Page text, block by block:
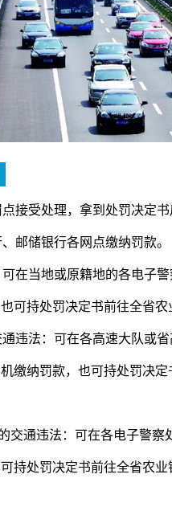
接受处理，拿到处罚决定
邮储银行各网点缴纳罚款。
在当地或原籍地的各电子
可持处罚决定书前往全省
违法：可在各高速大队或
缴纳罚款，也可持处罚决
交通违法：可在各电子警
持处罚决定书前往全省农